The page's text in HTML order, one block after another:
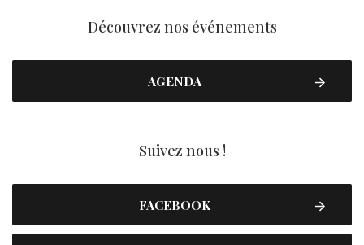
Découvrez nos événements
AGENDA
Suivez nous !
FACEBOOK